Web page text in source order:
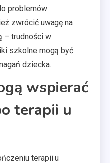
problemów
zwrócić uwagę na
– trudności w
szkolne mogą być
dziecka.
wspierać
terapii u
terapii u